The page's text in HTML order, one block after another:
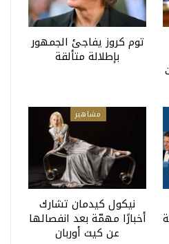
توم كروز يفاجئ الجمهور
بإطلالة متألقة
مشاهير
نيكول كيدمان تشارك
أخبارًا مهمّة بعد انفصالها
عن كيث أوربان